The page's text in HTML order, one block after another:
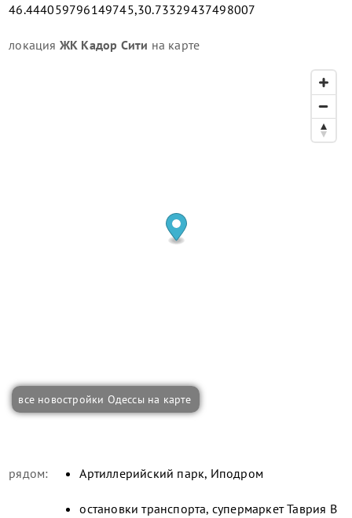
46.444059796149745,30.73329437498007
локация ЖК Кадор Сити на карте
все новостройки Одессы на карте
рядом: Артиллерийский парк, Иподром
остановки транспорта, супермаркет Таврия В